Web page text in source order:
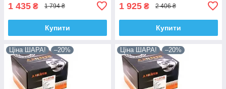
1 435 ₴ 1 794 ₴
Купити
1 925 ₴ 2 406 ₴
Купити
Ціна ШАРА! –20% Ціна ШАРА! –20%